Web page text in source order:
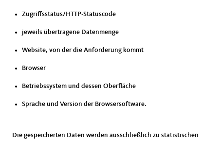
Zugriffsstatus/HTTP-Statuscode
jeweils übertragene Datenmenge
Website, von der die Anforderung kommt
Browser
Betriebssystem und dessen Oberfläche
Sprache und Version der Browsersoftware.
Die gespeicherten Daten werden ausschließlich zu statistischen